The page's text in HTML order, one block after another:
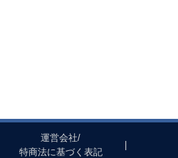
運営会社/
特商法に基づく表記